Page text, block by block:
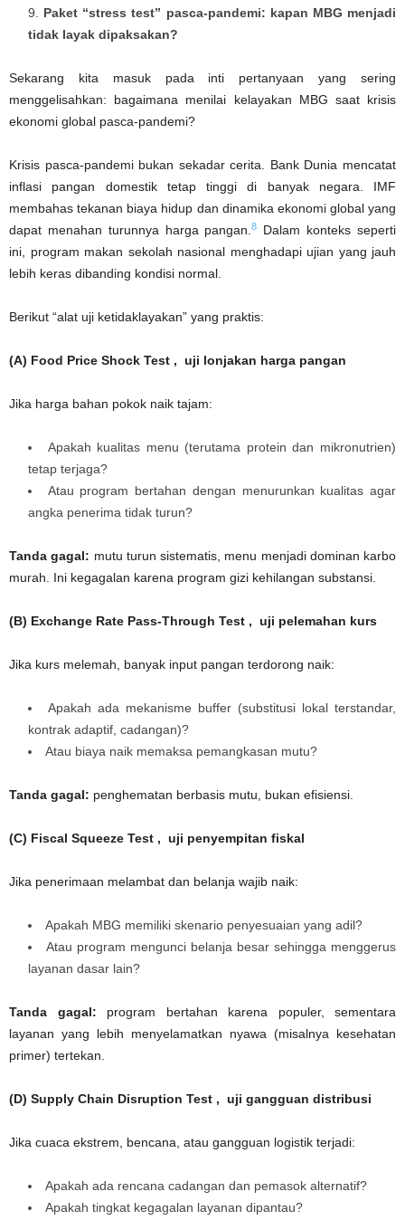
Paket “stress test” pasca-pandemi: kapan MBG menjadi
tidak layak dipaksakan?
Sekarang kita masuk pada inti pertanyaan yang sering
menggelisahkan: bagaimana menilai kelayakan MBG saat krisis
ekonomi global pasca-pandemi?
Krisis pasca-pandemi bukan sekadar cerita. Bank Dunia mencatat
inflasi pangan domestik tetap tinggi di banyak negara. IMF
membahas tekanan biaya hidup dan dinamika ekonomi global yang
dapat menahan turunnya harga pangan.8
Dalam konteks seperti
ini, program makan sekolah nasional menghadapi ujian yang jauh
lebih keras dibanding kondisi normal.
Berikut “alat uji ketidaklayakan” yang praktis:
(A) Food Price Shock Test , uji lonjakan harga pangan
Jika harga bahan pokok naik tajam:
Apakah kualitas menu (terutama protein dan mikronutrien)
tetap terjaga?
Atau program bertahan dengan menurunkan kualitas agar
angka penerima tidak turun?
Tanda gagal: mutu turun sistematis, menu menjadi dominan karbo
murah. Ini kegagalan karena program gizi kehilangan substansi.
(B) Exchange Rate Pass-Through Test , uji pelemahan kurs
Jika kurs melemah, banyak input pangan terdorong naik:
Apakah ada mekanisme buffer (substitusi lokal terstandar,
kontrak adaptif, cadangan)?
Atau biaya naik memaksa pemangkasan mutu?
Tanda gagal: penghematan berbasis mutu, bukan efisiensi.
(C) Fiscal Squeeze Test , uji penyempitan fiskal
Jika penerimaan melambat dan belanja wajib naik:
Apakah MBG memiliki skenario penyesuaian yang adil?
Atau program mengunci belanja besar sehingga menggerus
layanan dasar lain?
Tanda gagal: program bertahan karena populer, sementara
layanan yang lebih menyelamatkan nyawa (misalnya kesehatan
primer) tertekan.
(D) Supply Chain Disruption Test , uji gangguan distribusi
Jika cuaca ekstrem, bencana, atau gangguan logistik terjadi:
Apakah ada rencana cadangan dan pemasok alternatif?
Apakah tingkat kegagalan layanan dipantau?